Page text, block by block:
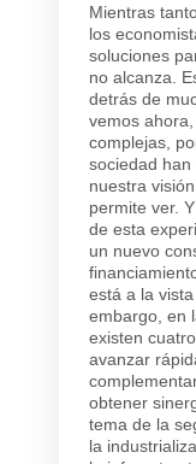
Mientras
los
soluciones
no alcanza.
detrás de
vemos
complejas,
sociedad
nuestra
permite ver.
de esta
un nuevo
está a la
embargo, en
existen
avanzar
obtener
tema de la
la